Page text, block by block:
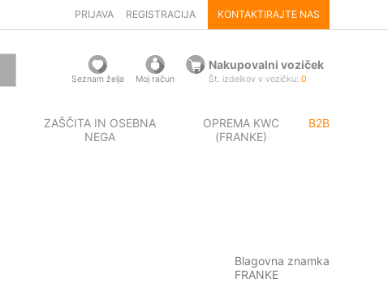
PRIJAVA REGISTRACIJA KONTAKTIRAJTE NAS
Seznam želja Moj račun
Nakupovalni voziček
Št. izdelkov v vozičku: 0
ZAŠČITA IN OSEBNA
NEGA
OPREMA KWC
(FRANKE)
B2B
Blagovna znamka
FRANKE